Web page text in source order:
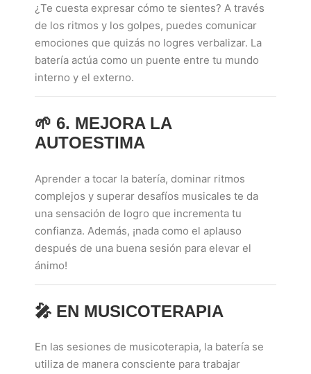
¿Te cuesta expresar cómo te sientes? A través
de los ritmos y los golpes, puedes comunicar
emociones que quizás no logres verbalizar. La
batería actúa como un puente entre tu mundo
interno y el externo.
🌱 6. MEJORA LA
AUTOESTIMA
Aprender a tocar la batería, dominar ritmos
complejos y superar desafíos musicales te da
una sensación de logro que incrementa tu
confianza. Además, ¡nada como el aplauso
después de una buena sesión para elevar el
ánimo!
🎤 EN MUSICOTERAPIA
En las sesiones de musicoterapia, la batería se
utiliza de manera consciente para trabajar